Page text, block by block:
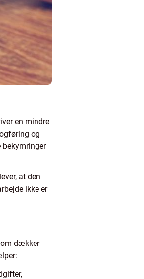
en mindre
og
bekymringer
at den
ikke er
dækker